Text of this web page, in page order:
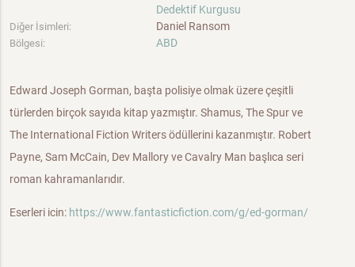
Dedektif Kurgusu
Diğer İsimleri: Daniel Ransom
Bölgesi: ABD
Edward Joseph Gorman, başta polisiye olmak üzere çeşitli
türlerden birçok sayıda kitap yazmıştır. Shamus, The Spur ve
The International Fiction Writers ödüllerini kazanmıştır. Robert
Payne, Sam McCain, Dev Mallory ve Cavalry Man başlıca seri
roman kahramanlarıdır.
Eserleri icin: https://www.fantasticfiction.com/g/ed-gorman/